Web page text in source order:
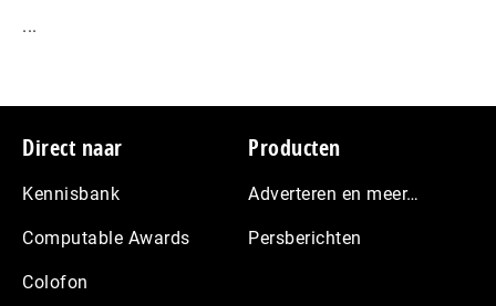
...
Footer
Direct naar
Kennisbank
Computable Awards
Colofon
Producten
Adverteren en meer…
Persberichten